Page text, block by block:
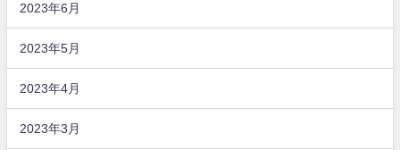
2023年6月
2023年5月
2023年4月
2023年3月